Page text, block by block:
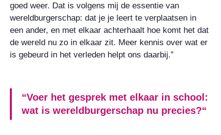
goed weer. Dat is volgens mij de essentie van
wereldburgerschap: dat je je leert te verplaatsen in
een ander, en met elkaar achterhaalt hoe komt het dat
de wereld nu zo in elkaar zit. Meer kennis over wat er
is gebeurd in het verleden helpt ons daarbij.”
“Voer het gesprek met elkaar in school:
wat is wereldburgerschap nu precies?“